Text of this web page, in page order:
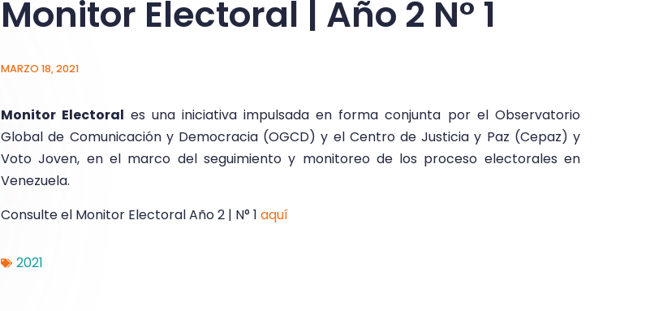
Monitor Electoral | Año 2 N° 1
MARZO 18, 2021
Monitor Electoral es una iniciativa impulsada en forma conjunta por el Observatorio
Global de Comunicación y Democracia (OGCD) y el Centro de Justicia y Paz (Cepaz) y
Voto Joven, en el marco del seguimiento y monitoreo de los proceso electorales en
Venezuela.
Consulte el Monitor Electoral Año 2 | N° 1aquí
2021